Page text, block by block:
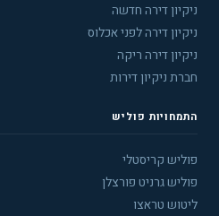
ניקיון דירה חדשה
ניקיון דירה לפני אכלוס
ניקיון דירה ריקה
חברת ניקיון דירות
התמחויות פוליש
פוליש קריסטלי
פוליש גרניט פורצלן
ליטוש טראצו